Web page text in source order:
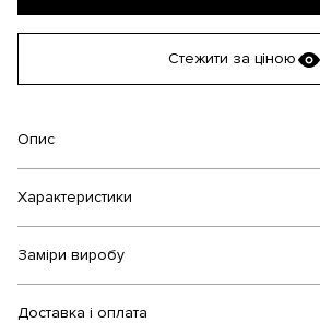
Стежити за ціною
Опис
Характеристики
Заміри виробу
Доставка і оплата